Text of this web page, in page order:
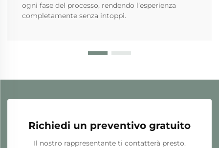
ogni fase del processo, rendendo l’esperienza
completamente senza intoppi.
Richiedi un preventivo gratuito
Il nostro rappresentante ti contatterà presto.